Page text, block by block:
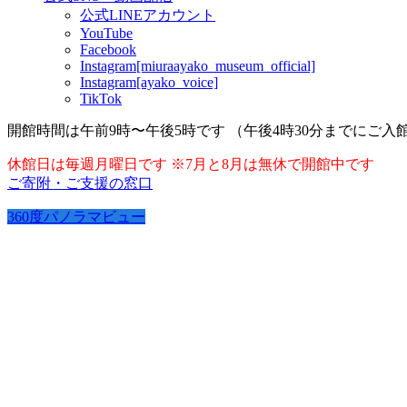
公式LINEアカウント
YouTube
Facebook
Instagram[miuraayako_museum_official]
Instagram[ayako_voice]
TikTok
開館時間は午前9時〜午後5時です （午後4時30分までにご入
休館日は毎週月曜日です ※7月と8月は無休で開館中です
ご寄附・ご支援の窓口
360度パノラマビュー